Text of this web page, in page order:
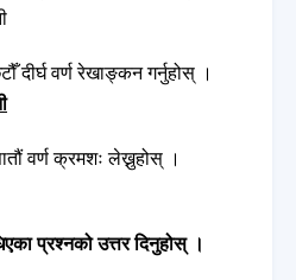
दीर्घ वर्ण रेखाङ्कन गर्नुहोस् ।
वर्ण क्रमशः लेख्नुहोस् ।
प्रश्नको उत्तर दिनुहोस् ।